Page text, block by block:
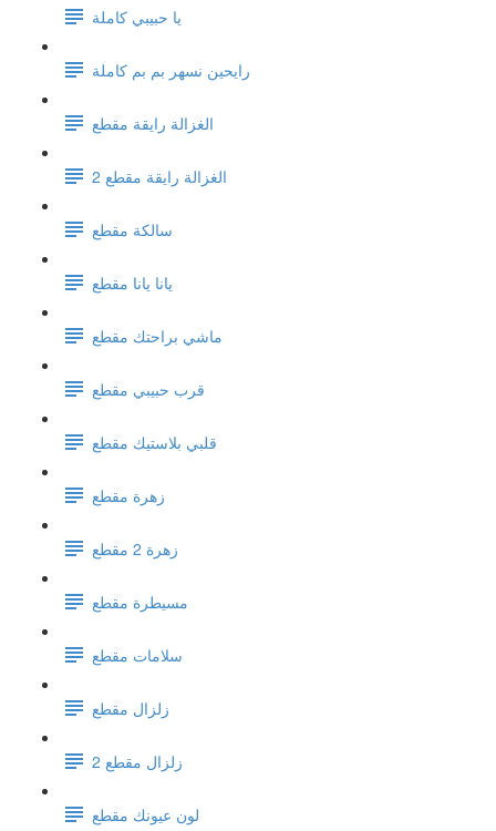
يا حبيبي كاملة
رايحين نسهر بم بم كاملة
الغزالة رايقة مقطع
الغزالة رايقة مقطع 2
سالكة مقطع
يانا يانا مقطع
ماشي براحتك مقطع
قرب حبيبي مقطع
قلبي بلاستيك مقطع
زهرة مقطع
زهرة 2 مقطع
مسيطرة مقطع
سلامات مقطع
زلزال مقطع
زلزال مقطع 2
لون عيونك مقطع